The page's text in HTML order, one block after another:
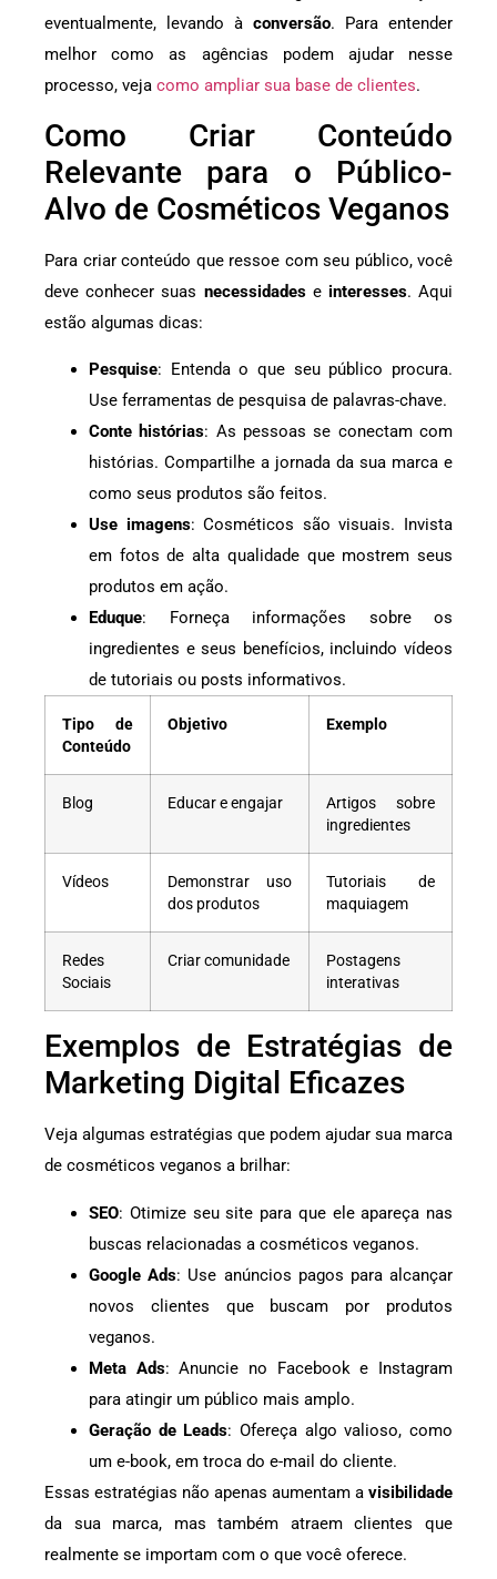
eventualmente, levando à conversão. Para entender
melhor como as agências podem ajudar nesse
processo, veja como ampliar sua base de clientes.
Como Criar Conteúdo
Relevante para o Público-
Alvo de Cosméticos Veganos
Para criar conteúdo que ressoe com seu público, você
deve conhecer suas necessidadese interesses. Aqui
estão algumas dicas:
Pesquise: Entenda o que seu público procura.
Use ferramentas de pesquisa de palavras-chave.
Conte histórias: As pessoas se conectam com
histórias. Compartilhe a jornada da sua marca e
como seus produtos são feitos.
Use imagens: Cosméticos são visuais. Invista
em fotos de alta qualidade que mostrem seus
produtos em ação.
Eduque: Forneça informações sobre os
ingredientes e seus benefícios, incluindo vídeos
de tutoriais ou posts informativos.
Tipo de
Conteúdo
Objetivo Exemplo
Blog Educar e engajar
Artigos sobre
ingredientes
Vídeos
Demonstrar uso
dos produtos
Tutoriais de
maquiagem
Redes
Sociais
Criar comunidade
Postagens
interativas
Exemplos de Estratégias de
Marketing Digital Eficazes
Veja algumas estratégias que podem ajudar sua marca
de cosméticos veganos a brilhar:
SEO: Otimize seu site para que ele apareça nas
buscas relacionadas a cosméticos veganos.
Google Ads: Use anúncios pagos para alcançar
novos clientes que buscam por produtos
veganos.
Meta Ads: Anuncie no Facebook e Instagram
para atingir um público mais amplo.
Geração de Leads: Ofereça algo valioso, como
um e-book, em troca do e-mail do cliente.
Essas estratégias não apenas aumentam a visibilidade
da sua marca, mas também atraem clientes que
realmente se importam com o que você oferece.